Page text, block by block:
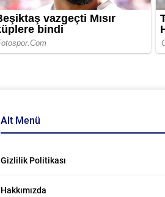
Alt Menü
Gizlilik Politikası
Hakkımızda